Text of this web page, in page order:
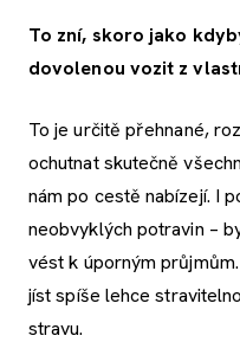
To zní, skoro jako
dovolenou vozit z
To je určitě přehnané,
ochutnat skutečně
nám po cestě nabízejí. I
neobvyklých potravin –
vést k úporným
jíst spíše lehce
stravu.